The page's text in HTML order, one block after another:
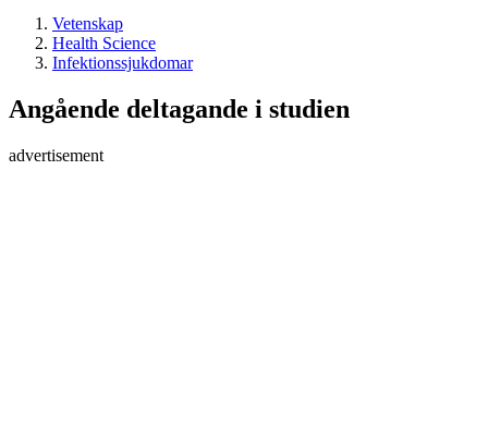
Vetenskap
Health Science
Infektionssjukdomar
Angående deltagande i studien
advertisement